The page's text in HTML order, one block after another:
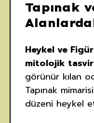
Tapınak
Heykel ve
mitolojik
görünür kılan
Tapınak
düzeni heykel